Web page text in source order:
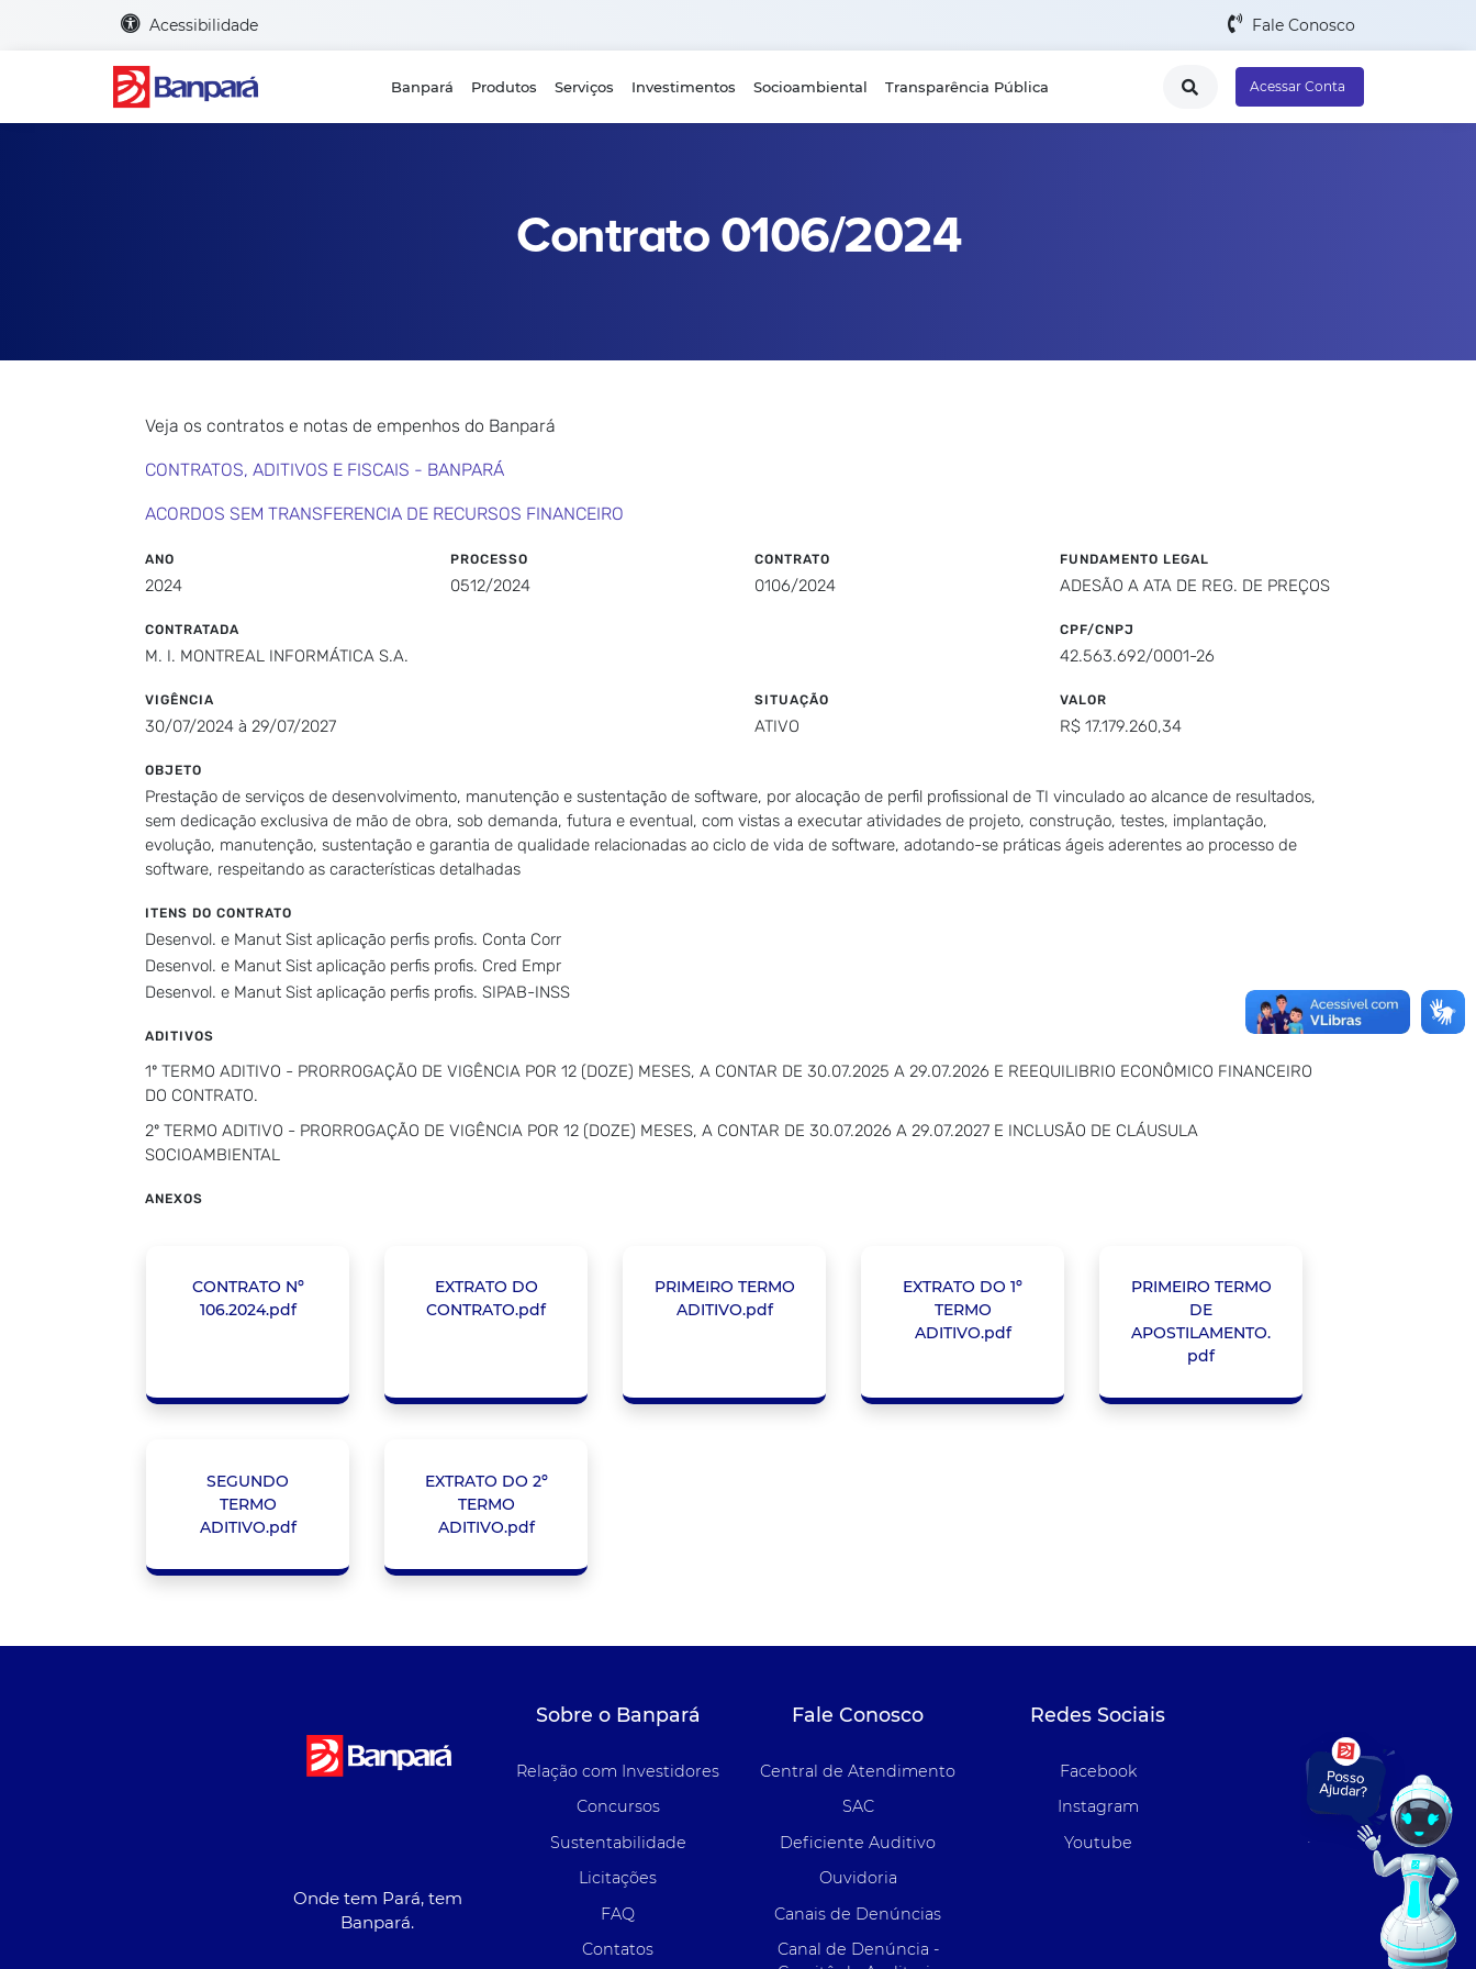
Acessibilidade Fale Conosco
Banpará Produtos Serviços Investimentos Socioambiental Transparência Pública Acessar Conta
Contrato 0106/2024
Veja os contratos e notas de empenhos do Banpará
CONTRATOS, ADITIVOS E FISCAIS - BANPARÁ
ACORDOS SEM TRANSFERENCIA DE RECURSOS FINANCEIRO
ANO
2024
PROCESSO
0512/2024
CONTRATO
0106/2024
FUNDAMENTO LEGAL
ADESÃO A ATA DE REG. DE PREÇOS
CONTRATADA
M. I. MONTREAL INFORMÁTICA S.A.
CPF/CNPJ
42.563.692/0001-26
VIGÊNCIA
30/07/2024 à 29/07/2027
SITUAÇÃO
ATIVO
VALOR
R$ 17.179.260,34
OBJETO
Prestação de serviços de desenvolvimento, manutenção e sustentação de software, por alocação de perfil profissional de TI vinculado ao alcance de resultados,
sem dedicação exclusiva de mão de obra, sob demanda, futura e eventual, com vistas a executar atividades de projeto, construção, testes, implantação,
evolução, manutenção, sustentação e garantia de qualidade relacionadas ao ciclo de vida de software, adotando-se práticas ágeis aderentes ao processo de
software, respeitando as características detalhadas
ITENS DO CONTRATO
Desenvol. e Manut Sist aplicação perfis profis. Conta Corr
Desenvol. e Manut Sist aplicação perfis profis. Cred Empr
Desenvol. e Manut Sist aplicação perfis profis. SIPAB-INSS
ADITIVOS
1º TERMO ADITIVO - PRORROGAÇÃO DE VIGÊNCIA POR 12 (DOZE) MESES, A CONTAR DE 30.07.2025 A 29.07.2026 E REEQUILIBRIO ECONÔMICO FINANCEIRO
DO CONTRATO.
2º TERMO ADITIVO - PRORROGAÇÃO DE VIGÊNCIA POR 12 (DOZE) MESES, A CONTAR DE 30.07.2026 A 29.07.2027 E INCLUSÃO DE CLÁUSULA
SOCIOAMBIENTAL
ANEXOS
CONTRATO Nº
106.2024.pdf
EXTRATO DO
CONTRATO.pdf
PRIMEIRO TERMO
ADITIVO.pdf
EXTRATO DO 1º
TERMO
ADITIVO.pdf
PRIMEIRO TERMO
DE
APOSTILAMENTO.
pdf
SEGUNDO
TERMO
ADITIVO.pdf
EXTRATO DO 2º
TERMO
ADITIVO.pdf
Onde tem Pará, tem
Banpará.
Sobre o Banpará
Relação com Investidores
Concursos
Sustentabilidade
Licitações
FAQ
Contatos
Fale Conosco
Central de Atendimento
SAC
Deficiente Auditivo
Ouvidoria
Canais de Denúncias
Canal de Denúncia -
Redes Sociais
Facebook
Instagram
Youtube